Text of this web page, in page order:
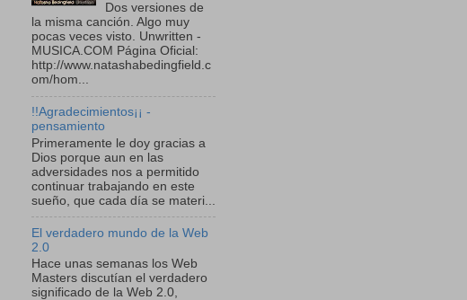
Dos versiones de
la misma canción. Algo muy
pocas veces visto. Unwritten -
MUSICA.COM Página Oficial:
http://www.natashabedingfield.c
om/hom...
!!Agradecimientos¡¡ -
pensamiento
Primeramente le doy gracias a
Dios porque aun en las
adversidades nos a permitido
continuar trabajando en este
sueño, que cada día se materi...
El verdadero mundo de la Web
2.0
Hace unas semanas los Web
Masters discutían el verdadero
significado de la Web 2.0,